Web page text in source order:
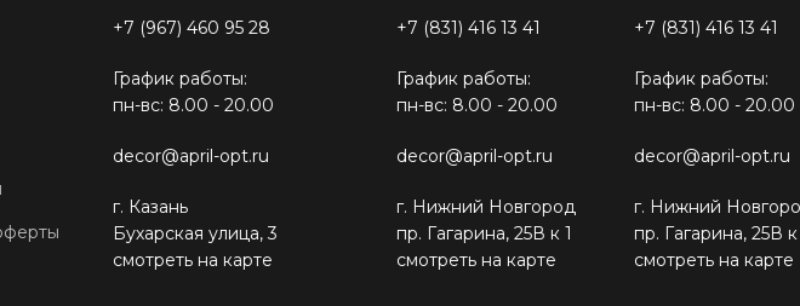
+7 (967) 460 95 28
График работы:
пн-вс: 8.00 - 20.00
decor@april-opt.ru
г. Казань
Бухарская улица, 3
смотреть на карте
+7 (831) 416 13 41
График работы:
пн-вс: 8.00 - 20.00
decor@april-opt.ru
г. Нижний Новгород
пр. Гагарина, 25В к 1
смотреть на карте
+7 (831) 416 13 41
График работы:
пн-вс: 8.00 - 20.00
decor@april-opt.ru
г. Нижний
пр. Гагарина, 25В к
смотреть на карте